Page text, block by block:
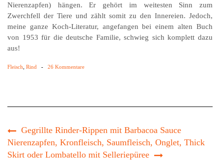
Nierenzapfen) hängen. Er gehört im weitesten Sinn zum
Zwerchfell der Tiere und zählt somit zu den Innereien. Jedoch,
meine ganze Koch-Literatur, angefangen bei einem alten Buch
von 1953 für die deutsche Familie, schwieg sich komplett dazu
aus!
Fleisch Rind - 26 Kommentare
Gegrillte Rinder-Rippen mit Barbacoa Sauce
Nierenzapfen, Kronfleisch, Saumfleisch, Onglet, Thick
Skirt oder Lombatello mit Selleriepüree